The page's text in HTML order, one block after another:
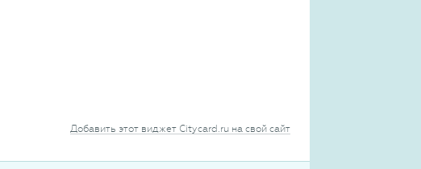
Добавить этот виджет Citycard.ru на свой сайт